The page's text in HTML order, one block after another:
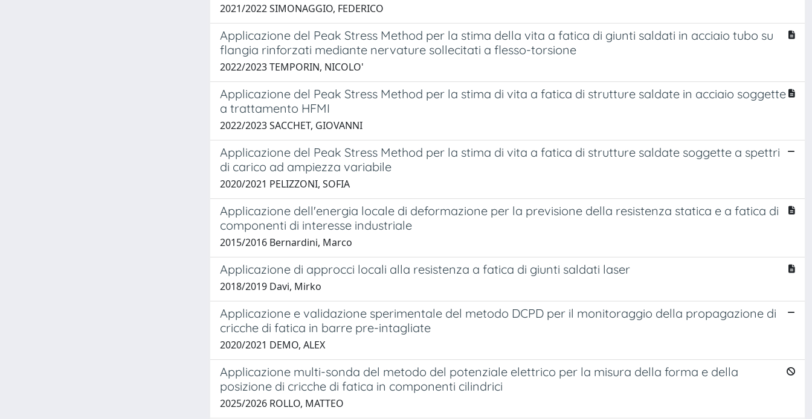
2021/2022 SIMONAGGIO, FEDERICO
Applicazione del Peak Stress Method per la stima della vita a fatica di giunti saldati in acciaio tubo su
flangia rinforzati mediante nervature sollecitati a flesso-torsione
2022/2023 TEMPORIN, NICOLO'
Applicazione del Peak Stress Method per la stima di vita a fatica di strutture saldate in acciaio soggette
a trattamento HFMI
2022/2023 SACCHET, GIOVANNI
Applicazione del Peak Stress Method per la stima di vita a fatica di strutture saldate soggette a spettri
di carico ad ampiezza variabile
2020/2021 PELIZZONI, SOFIA
Applicazione dell'energia locale di deformazione per la previsione della resistenza statica e a fatica di
componenti di interesse industriale
2015/2016 Bernardini, Marco
Applicazione di approcci locali alla resistenza a fatica di giunti saldati laser
2018/2019 Davi, Mirko
Applicazione e validazione sperimentale del metodo DCPD per il monitoraggio della propagazione di
cricche di fatica in barre pre-intagliate
2020/2021 DEMO, ALEX
Applicazione multi-sonda del metodo del potenziale elettrico per la misura della forma e della
posizione di cricche di fatica in componenti cilindrici
2025/2026 ROLLO, MATTEO